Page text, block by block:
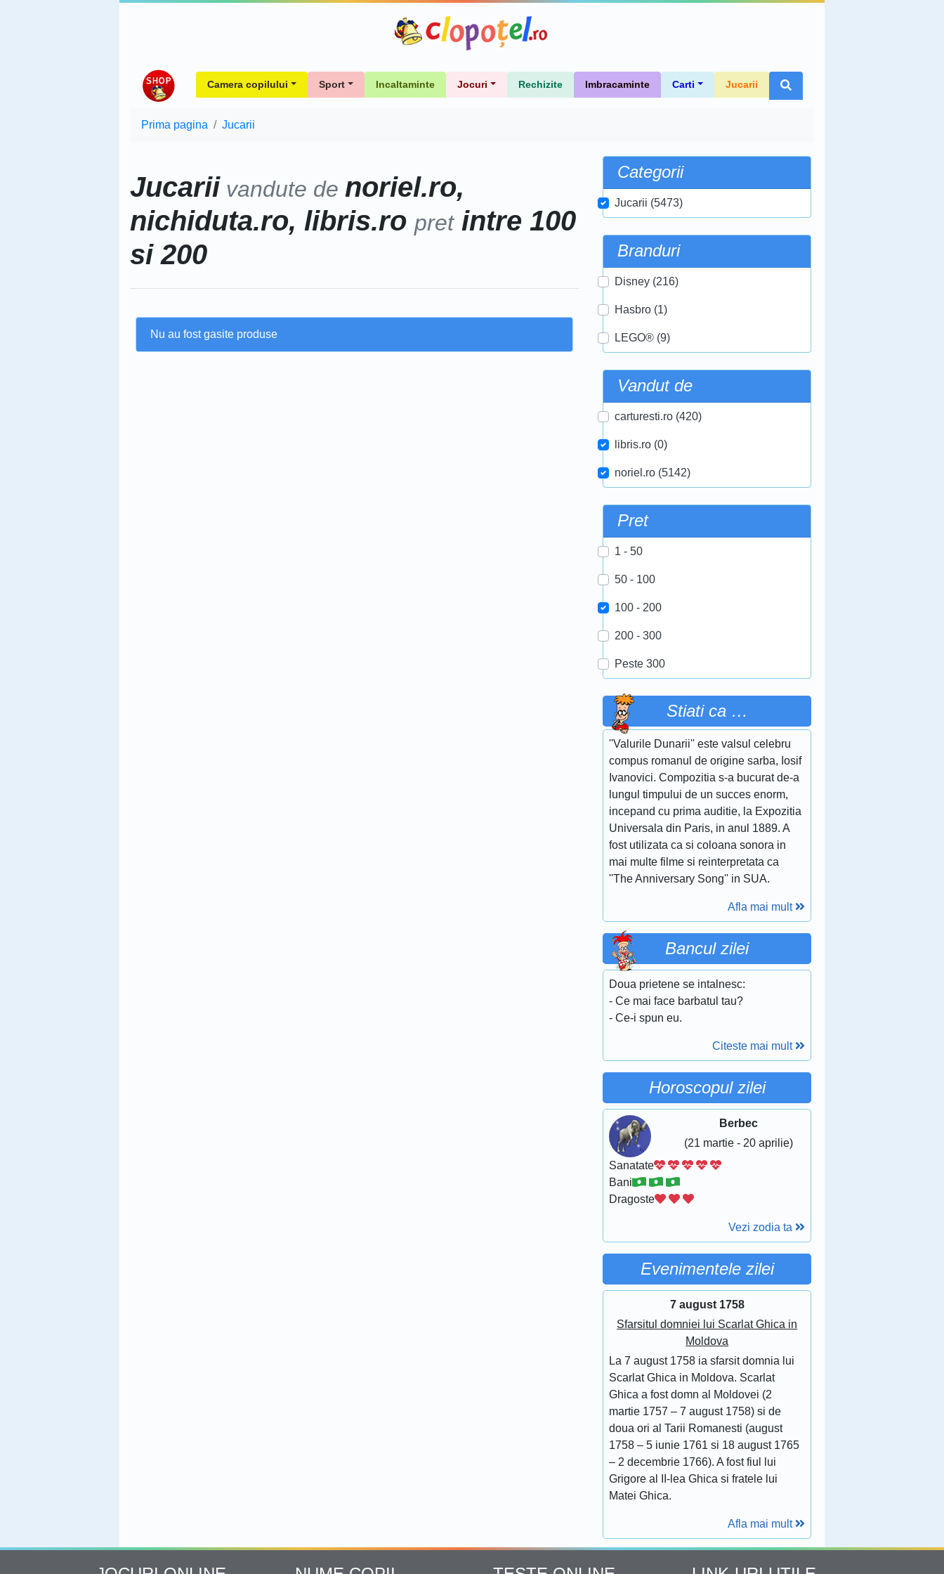
Camera copilului Sport Incaltaminte Jocuri Rechizite Imbracaminte Carti Jucarii
Prima pagina Jucarii
Jucarii vandute de noriel.ro,
nichiduta.ro, libris.ro pretintre 100
si 200
Nu au fost gasite produse
Categorii
Jucarii (5473)
Branduri
Disney (216)
Hasbro (1)
LEGO® (9)
Vandut de
carturesti.ro (420)
libris.ro (0)
noriel.ro (5142)
Pret
1 - 50
50 - 100
100 - 200
200 - 300
Peste 300
Stiati ca …
''Valurile Dunarii'' este valsul celebru
compus romanul de origine sarba, Iosif
Ivanovici. Compozitia s-a bucurat de-a
lungul timpului de un succes enorm,
incepand cu prima auditie, la Expozitia
Universala din Paris, in anul 1889. A
fost utilizata ca si coloana sonora in
mai multe filme si reinterpretata ca
''The Anniversary Song'' in SUA.
Afla mai mult
Bancul zilei
Doua prietene se intalnesc:
- Ce mai face barbatul tau?
- Ce-i spun eu.
Citeste mai mult
Horoscopul zilei
Berbec
(21 martie - 20 aprilie)
Sanatate
Bani
Dragoste
Vezi zodia ta
Evenimentele zilei
7 august 1758
Sfarsitul domniei lui Scarlat Ghica in
Moldova
La 7 august 1758 ia sfarsit domnia lui
Scarlat Ghica in Moldova. Scarlat
Ghica a fost domn al Moldovei (2
martie 1757 – 7 august 1758) si de
doua ori al Tarii Romanesti (august
1758 – 5 iunie 1761 si 18 august 1765
– 2 decembrie 1766). A fost fiul lui
Grigore al II-lea Ghica si fratele lui
Matei Ghica.
Afla mai mult